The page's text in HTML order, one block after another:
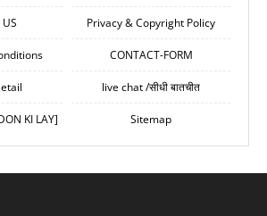
Privacy & Copyright Policy
CONTACT-FORM
live chat /सीधी बातचीत
KI LAY] Sitemap